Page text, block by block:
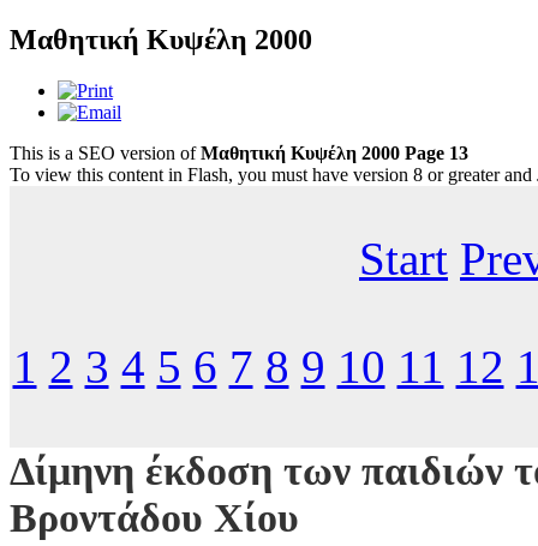
Μαθητική Κυψέλη 2000
This is a SEO version ofΜαθητική Κυψέλη 2000 Page 13
To view this content in Flash, you must have version 8 or greater
Start
1 2 3 4 5 6 7 8 9 10 11 12
Δίμηνη έκδοση των παιδιών
Βροντάδου Χίου